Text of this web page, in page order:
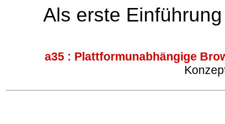
Als erste
a35 : Plattformunabhängige